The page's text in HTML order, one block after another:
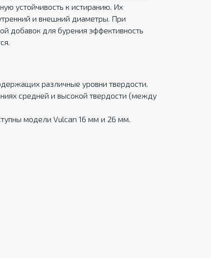
устойчивость к истиранию. Их
и внешний диаметры. При
добавок для бурения эффективность
различные уровни твердости.
средней и высокой твердости (между
модели Vulcan 16 мм и 26 мм.